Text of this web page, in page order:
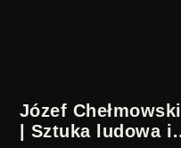
Józef Chełmowski
| Sztuka ludowa i